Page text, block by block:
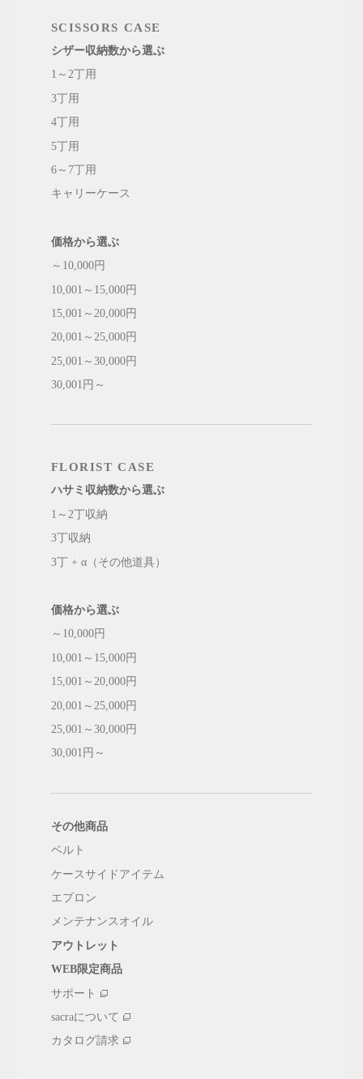
SCISSORS CASE
シザー収納数から選ぶ
1～2丁用
3丁用
4丁用
5丁用
6～7丁用
キャリーケース
価格から選ぶ
～10,000円
10,001～15,000円
15,001～20,000円
20,001～25,000円
25,001～30,000円
30,001円～
FLORIST CASE
ハサミ収納数から選ぶ
1～2丁収納
3丁収納
3丁 + α（その他道具）
価格から選ぶ
～10,000円
10,001～15,000円
15,001～20,000円
20,001～25,000円
25,001～30,000円
30,001円～
その他商品
ベルト
ケースサイドアイテム
エプロン
メンテナンスオイル
アウトレット
WEB限定商品
サポート
sacraについて
カタログ請求